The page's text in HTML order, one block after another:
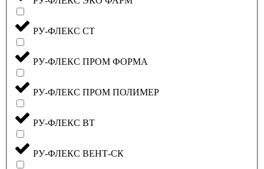
РУ-ФЛЕКС СТ
РУ-ФЛЕКС ПРОМ ФОРМА
РУ-ФЛЕКС ПРОМ ПОЛИМЕР
РУ-ФЛЕКС ВТ
РУ-ФЛЕКС ВЕНТ-СК